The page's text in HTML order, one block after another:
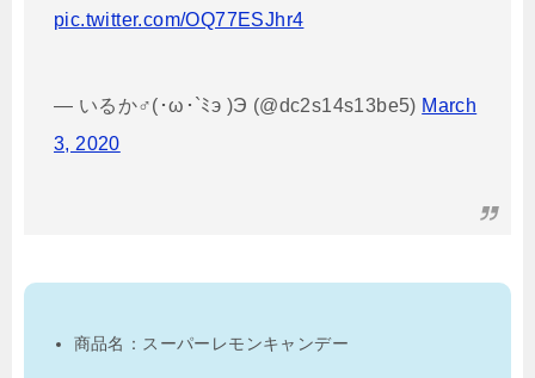
pic.twitter.com/OQ77ESJhr4
— いるか♂(･ω･`ﾐэ )Э (@dc2s14s13be5) March
3, 2020
商品名：スーパーレモンキャンデー